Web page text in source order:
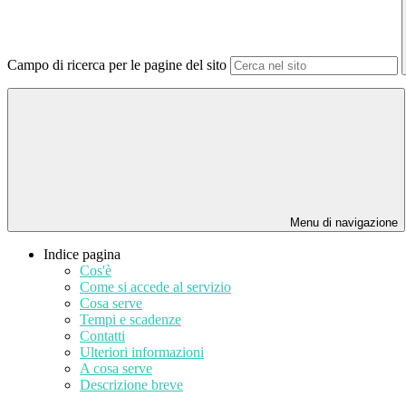
Campo di ricerca per le pagine del sito
Menu di navigazione
Indice pagina
Cos'è
Come si accede al servizio
Cosa serve
Tempi e scadenze
Contatti
Ulteriori informazioni
A cosa serve
Descrizione breve